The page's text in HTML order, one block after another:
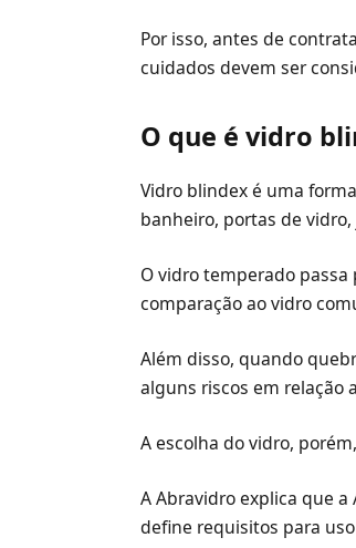
Por isso, antes de
cuidados devem ser
O que é vidro
Vidro blindex é uma
banheiro, portas de
O vidro temperado
comparação ao vidro
Além disso, quando
alguns riscos em relação
A escolha do vidro,
A Abravidro explica que a
define requisitos para